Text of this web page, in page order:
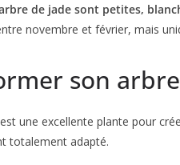
de jade sont petites,
novembre et février, mais
son
est une excellente plante pour
totalement adapté.